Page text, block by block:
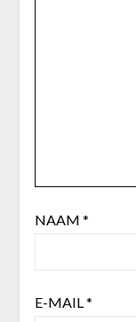
NAAM *
E-MAIL*